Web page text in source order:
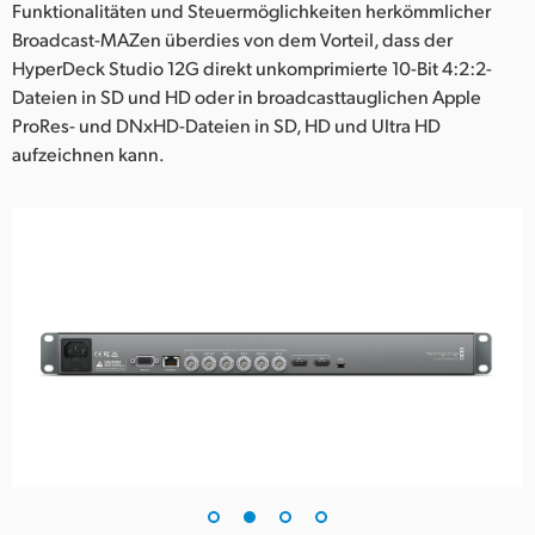
UAE
Ukraine
United Kingdom
Funktionalitäten und Steuermöglichkeiten herkömmlicher
Broadcast-MAZen überdies von dem Vorteil, dass der
HyperDeck Studio 12G direkt unkomprimierte 10-Bit 4:2:2-
Dateien in SD und HD oder in broadcasttauglichen Apple
ProRes- und DNxHD-Dateien in SD, HD und Ultra HD
aufzeichnen kann.